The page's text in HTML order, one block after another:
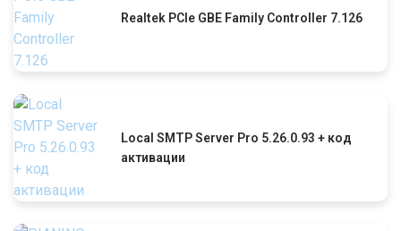
Realtek PCIe GBE Family Controller 7.126
Local SMTP Server Pro 5.26.0.93 + код
активации